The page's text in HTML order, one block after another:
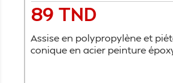
Prix
89 TND
Assise en polypropylène et
conique en acier peinture